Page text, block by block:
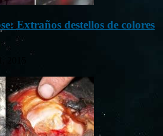
Extraños destellos de colores